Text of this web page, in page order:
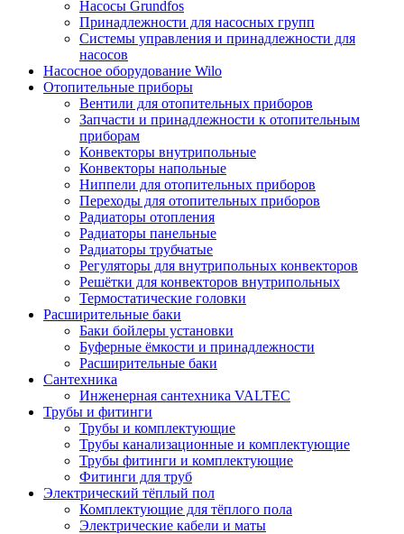
Насосы Grundfos
Принадлежности для насосных групп
Системы управления и принадлежности для
насосов
Насосное оборудование Wilo
Отопительные приборы
Вентили для отопительных приборов
Запчасти и принадлежности к отопительным
приборам
Конвекторы внутрипольные
Конвекторы напольные
Ниппели для отопительных приборов
Переходы для отопительных приборов
Радиаторы отопления
Радиаторы панельные
Радиаторы трубчатые
Регуляторы для внутрипольных конвекторов
Решётки для конвекторов внутрипольных
Термостатические головки
Расширительные баки
Баки бойлеры установки
Буферные ёмкости и принадлежности
Расширительные баки
Сантехника
Инженерная сантехника VALTEC
Трубы и фитинги
Трубы и комплектующие
Трубы канализационные и комплектующие
Трубы фитинги и комплектующие
Фитинги для труб
Электрический тёплый пол
Комплектующие для тёплого пола
Электрические кабели и маты